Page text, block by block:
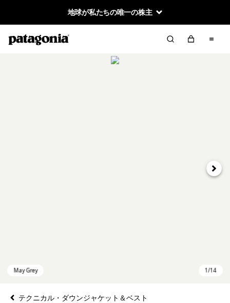
地球が私たちの唯一の株主
次へ
テクニカル・ダウンジャケット＆ベスト